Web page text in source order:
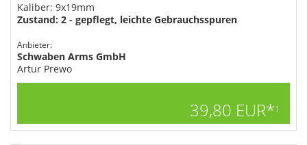
Kaliber: 9x19mm
Zustand: 2 - gepflegt, leichte Gebrauchsspuren
Anbieter:
Schwaben Arms GmbH
Artur Prewo
39,80 EUR*1